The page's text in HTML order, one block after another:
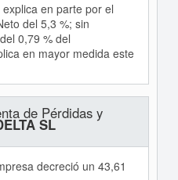
en parte por el
del 5,3 %; sin
0,79 % del
en mayor medida este
de Pérdidas y
SL
decreció un 43,61